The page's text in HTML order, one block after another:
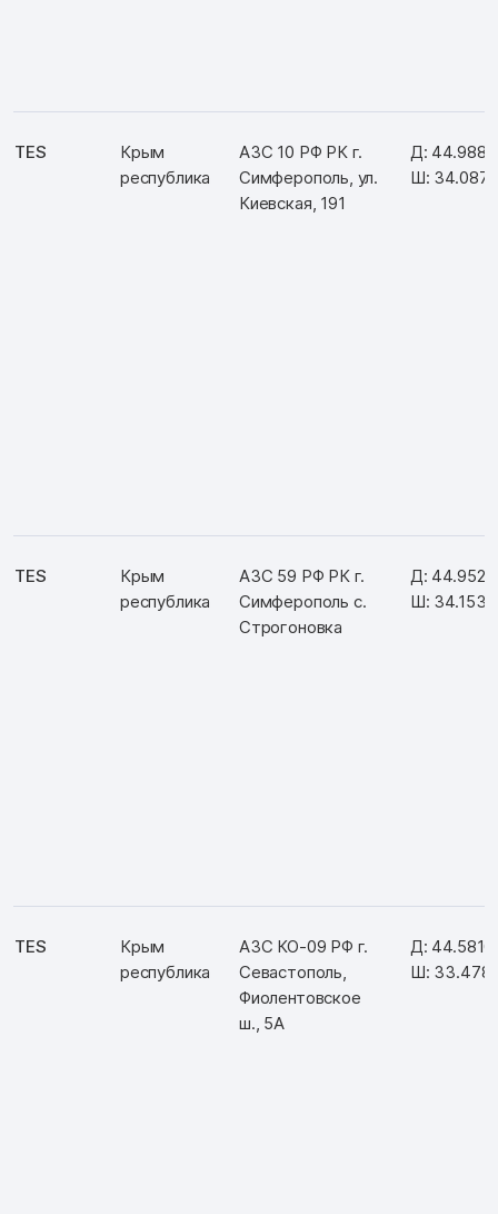
TES
Крым
республика
АЗС 10 РФ РК г.
Симферополь, ул.
Киевская, 191
Д:
Ш:
TES
Крым
республика
АЗС 59 РФ РК г.
Симферополь с.
Строгоновка
Д:
Ш:
TES
Крым
республика
АЗС КО-09 РФ г.
Севастополь,
Фиолентовское
ш., 5А
Д:
Ш: